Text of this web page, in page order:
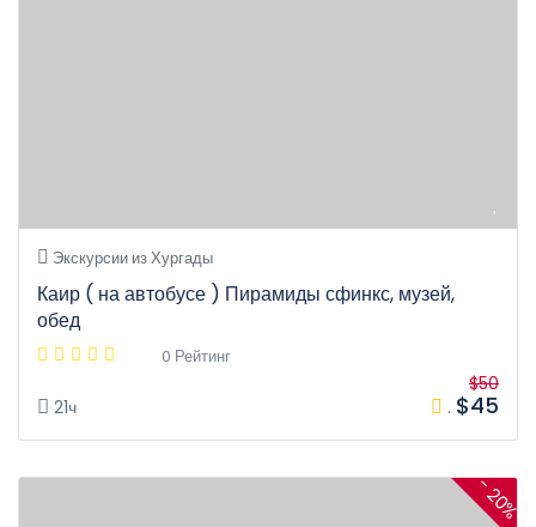
Экскурсии из Хургады
Каир ( на автобусе ) Пирамиды сфинкс, музей,
обед
0 Рейтинг
21ч .
$50
$45
- 20%